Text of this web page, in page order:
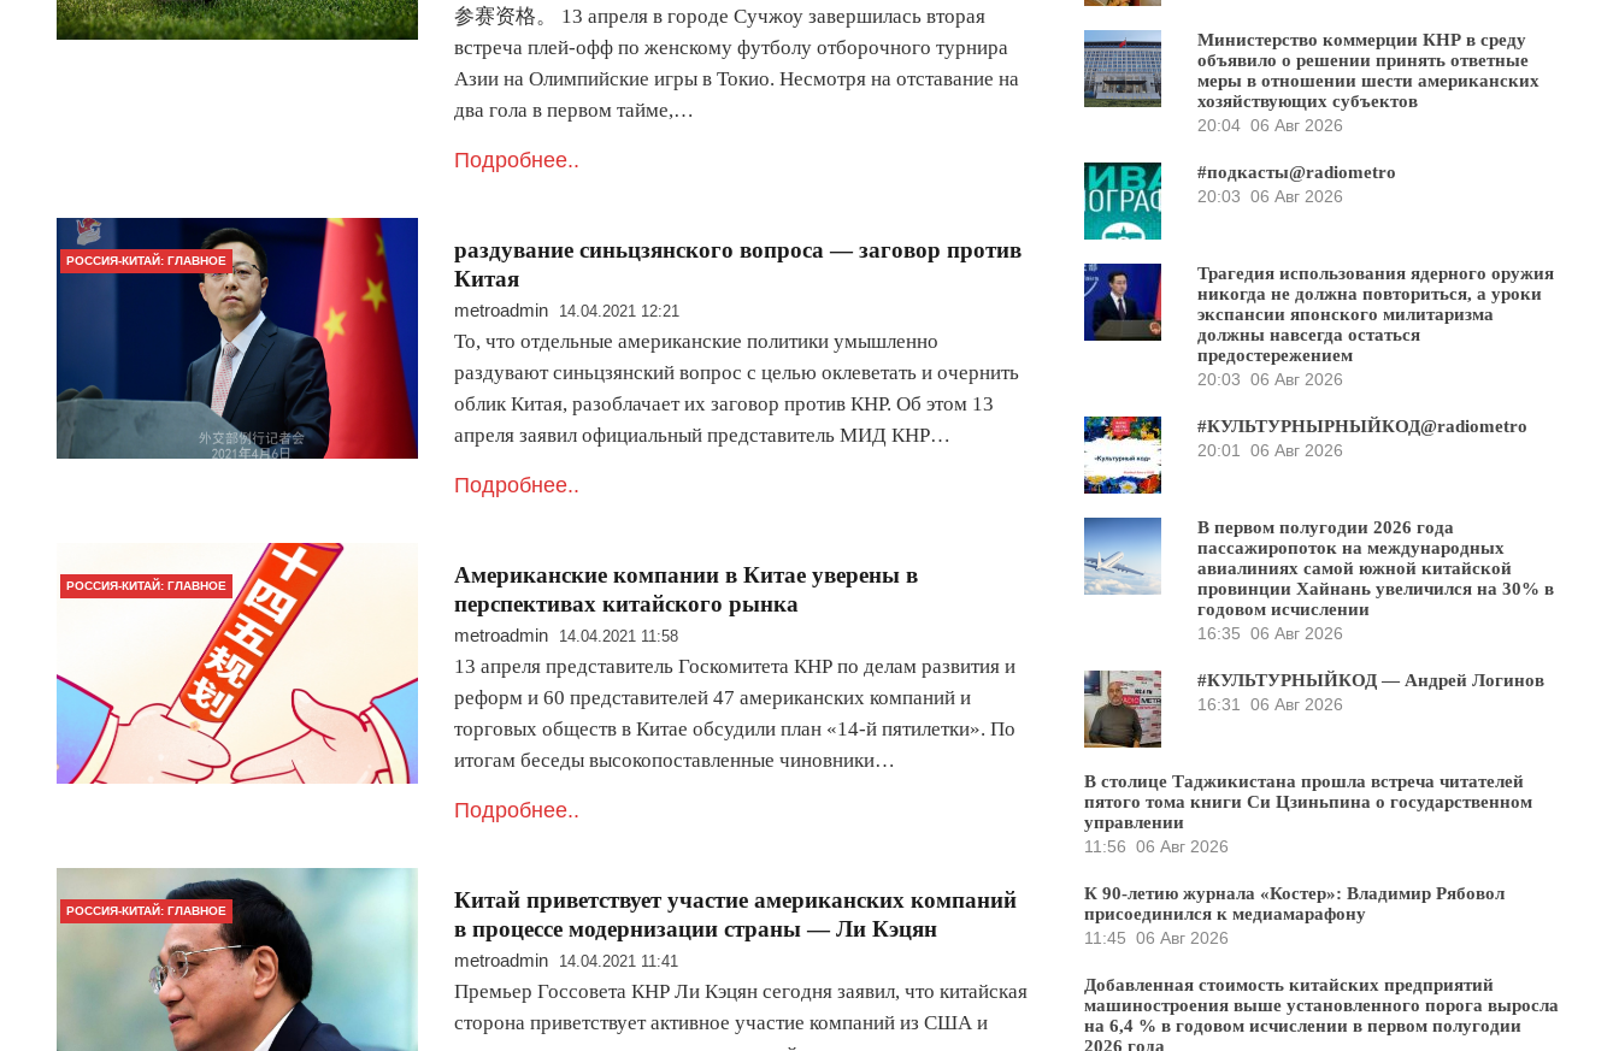
参赛资格。 13 апреля в городе Сучжоу завершилась вторая
встреча плей-офф по женскому футболу отборочного турнира
Азии на Олимпийские игры в Токио. Несмотря на отставание на
два гола в первом тайме,…
Подробнее..
РОССИЯ-КИТАЙ: ГЛАВНОЕ
раздувание синьцзянского вопроса — заговор против
Китая
metroadmin 14.04.2021 12:21
То, что отдельные американские политики умышленно
раздувают синьцзянский вопрос с целью оклеветать и очернить
облик Китая, разоблачает их заговор против КНР. Об этом 13
апреля заявил официальный представитель МИД КНР…
Подробнее..
РОССИЯ-КИТАЙ: ГЛАВНОЕ
Американские компании в Китае уверены в
перспективах китайского рынка
metroadmin 14.04.2021 11:58
13 апреля представитель Госкомитета КНР по делам развития и
реформ и 60 представителей 47 американских компаний и
торговых обществ в Китае обсудили план «14-й пятилетки». По
итогам беседы высокопоставленные чиновники…
Подробнее..
РОССИЯ-КИТАЙ: ГЛАВНОЕ
Китай приветствует участие американских компаний
в процессе модернизации страны — Ли Кэцян
metroadmin 14.04.2021 11:41
Премьер Госсовета КНР Ли Кэцян сегодня заявил, что китайская
сторона приветствует активное участие компаний из США и
Министерство коммерции КНР в среду
объявило о решении принять ответные
меры в отношении шести американских
хозяйствующих субъектов
20:04 06 Авг 2026
#подкасты@radiometro
20:03 06 Авг 2026
Трагедия использования ядерного оружия
никогда не должна повториться, а уроки
экспансии японского милитаризма
должны навсегда остаться
предостережением
20:03 06 Авг 2026
#КУЛЬТУРНЫРНЫЙКОД@radiometro
20:01
06 Авг 2026
В первом полугодии 2026 года
пассажиропоток на международных
авиалиниях самой южной китайской
провинции Хайнань увеличился на 30% в
годовом исчислении
16:35 06 Авг 2026
#КУЛЬТУРНЫЙКОД — Андрей Логинов
16:31
06 Авг 2026
В столице Таджикистана прошла встреча читателей
пятого тома книги Си Цзиньпина о государственном
управлении
11:56 06 Авг 2026
К 90-летию журнала «Костер»: Владимир Рябовол
присоединился к медиамарафону
11:45 06 Авг 2026
Добавленная стоимость китайских предприятий
машиностроения выше установленного порога выросла
на 6,4 % в годовом исчислении в первом полугодии
2026 года